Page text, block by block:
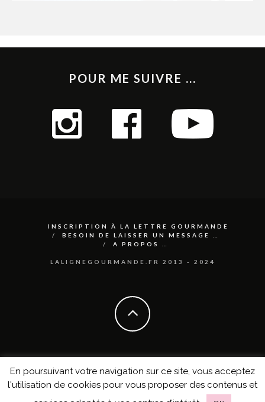
POUR ME SUIVRE ...
INSCRIPTION À LA LETTRE GOURMANDE
BESOIN DE LAISSER UN MESSAGE …
A PROPOS …
LALIGNEGOURMANDE.FR 2013 - 2024
En poursuivant votre navigation sur ce site, vous acceptez
l'utilisation de cookies pour vous proposer des contenus et